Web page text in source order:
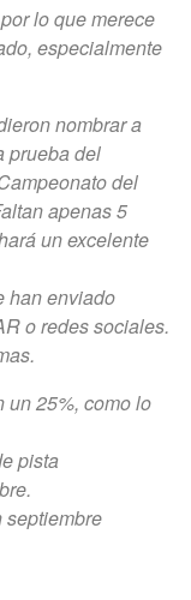
lo que merece
especialmente
nombrar a
prueba del
del
apenas 5
un excelente
han enviado
o redes sociales.
un 25%, como lo
pista
septiembre